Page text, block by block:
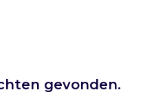
gevonden.